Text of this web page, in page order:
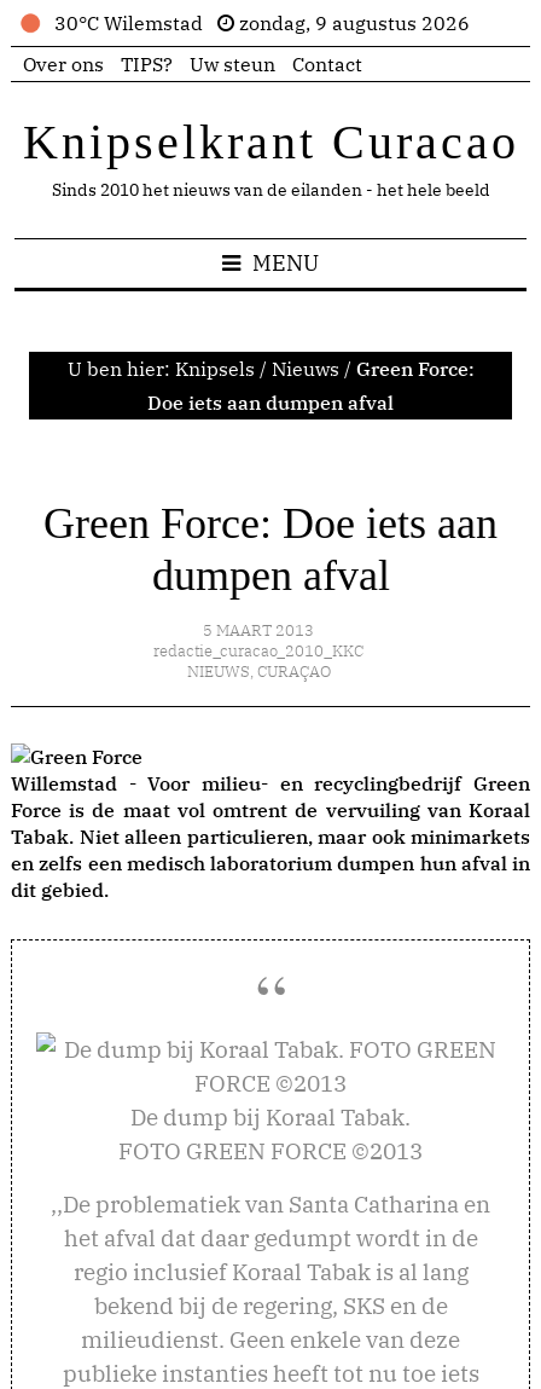
30°C Wilemstad
zondag, 9 augustus 2026
Over ons
TIPS? Uw steun Contact
Knipselkrant Curacao
Sinds 2010 het nieuws van de eilanden - het hele beeld
MENU
U ben hier: Knipsels / Nieuws / Green Force:
Doe iets aan dumpen afval
Green Force: Doe iets aan
dumpen afval
5 MAART 2013
redactie_curacao_2010_KKC
NIEUWS, CURAÇAO
Willemstad - Voor milieu- en recyclingbedrijf Green
Force is de maat vol omtrent de vervuiling van Koraal
Tabak. Niet alleen particulieren, maar ook minimarkets
en zelfs een medisch laboratorium dumpen hun afval in
dit gebied.
De dump bij Koraal Tabak.
FOTO GREEN FORCE ©2013
,,De problematiek van Santa Catharina en
het afval dat daar gedumpt wordt in de
regio inclusief Koraal Tabak is al lang
bekend bij de regering, SKS en de
milieudienst. Geen enkele van deze
publieke instanties heeft tot nu toe iets